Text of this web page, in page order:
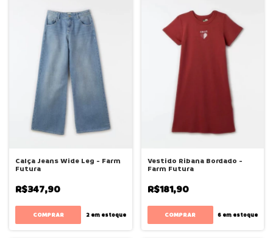
Calça Jeans Wide Leg - Farm
Futura
R$347,90
COMPRAR 2em estoque
Vestido Ribana Bordado -
Farm Futura
R$181,90
COMPRAR 6 em estoque